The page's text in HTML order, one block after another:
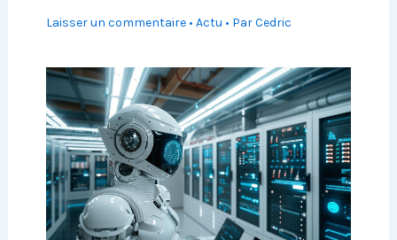
Laisser un commentaire • Actu • ParCedric